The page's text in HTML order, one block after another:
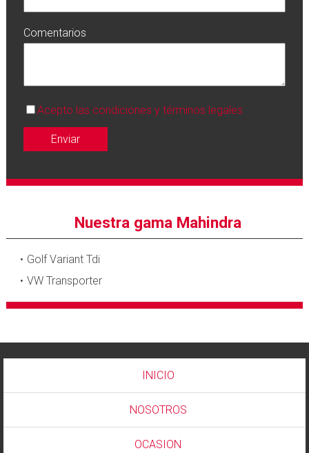
Comentarios
Acepto las condiciones y términos legales
Enviar
Nuestra gama Mahindra
Golf Variant Tdi
VW Transporter
INICIO
NOSOTROS
OCASION